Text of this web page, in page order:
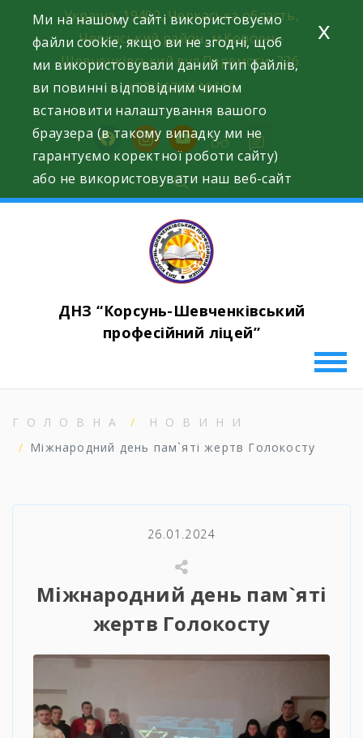
content
Україна, 19402, Черкаська область,
Черкаський район, м.Корсунь-
Шевченківський вул.Перемоги, 226.
+38(067)7619618
facebookinstagram
youtube
ДНЗ “Корсунь-Шевченківський
професійний ліцей”
ГОЛОВНА
НОВИНИ
Міжнародний день пам`яті жертв Голокосту
26.01.2024
Міжнародний день пам`яті
жертв Голокосту
Ми на нашому сайті використовуємо
файли cookie, якщо ви не згодні, щоб
ми використовували даний тип файлів,
ви повинні відповідним чином
встановити налаштування вашого
браузера (в такому випадку ми не
гарантуємо коректної роботи сайту)
або не використовувати наш веб-сайт
x